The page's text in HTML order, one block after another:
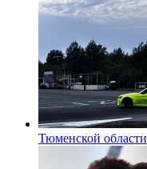
Тюменской